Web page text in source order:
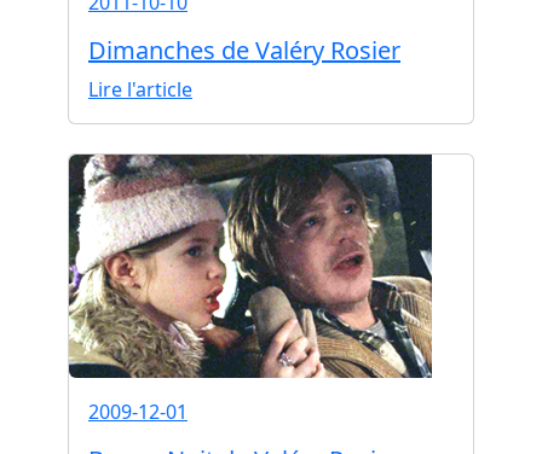
Dimanches de Valéry Rosier
Lire l'article
2009-12-01